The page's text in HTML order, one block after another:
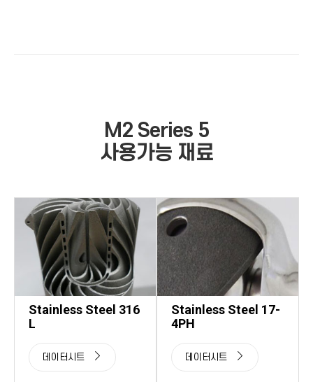
M2 Series 5
사용가능 재료
Stainless Steel 316
L
데이터시트
Stainless Steel 17-
4PH
데이터시트